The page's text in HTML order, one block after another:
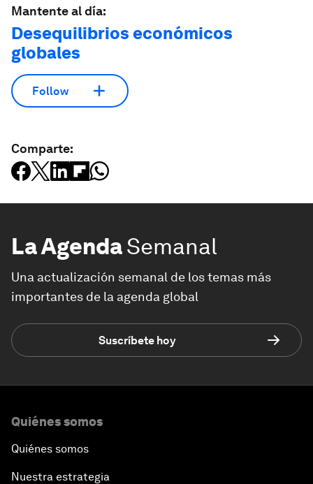
Mantente al día:
Desequilibrios económicos
globales
Follow
Comparte:
La AgendaSemanal
Una actualización semanal de los temas más
importantes de la agenda global
Suscríbete hoy
Quiénes somos
Quiénes somos
Nuestra estrategia